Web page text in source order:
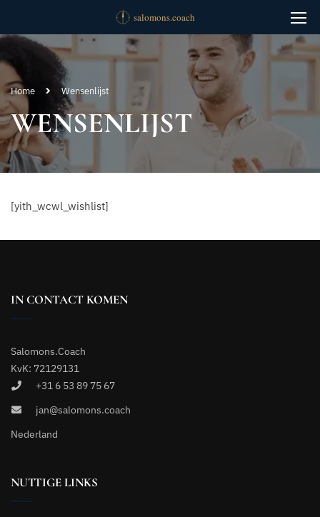
Home Wensenlijst
WENSENLIJST
[yith_wcwl_wishlist]
IN CONTACT KOMEN
Salomons.Coach
KvK: 72129131
+31 6 53 89 75 67
jan@salomons.coach
Nederland
NUTTIGE LINKS